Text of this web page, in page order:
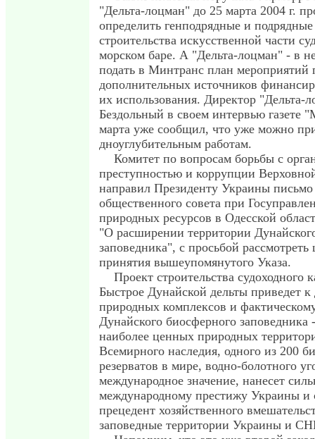
"Дельта-лоцман" до 25 марта 2004 г.
определить генподрядные и
строительства искусственной части
морском баре. А "Дельта-лоцман" - в
подать в Минтранс план мероприятий
дополнительных источников
их использования. Директор "Дельта-
Бездольный в своем интервью газете
марта уже сообщил, что уже можно
дноуглубительным работам.
Комитет по вопросам борьбы с
преступностью и коррупции
направил Президенту Украины письмо
общественного совета при
природных ресурсов в Одесской
"О расширении территории
заповедника", с просьбой рассмотреть
принятия вышеупомянутого Указа.
Проект строительства судоходного
Быстрое Дунайской дельты приведет к
природных комплексов и
Дунайского биосферного заповедника
наиболее ценных природных
Всемирного наследия, одного из 200
резерватов в мире, водно-болотного
международное значение, нанесет
международному престижу Украины и
прецедент хозяйственного
заповедные территории Украины и